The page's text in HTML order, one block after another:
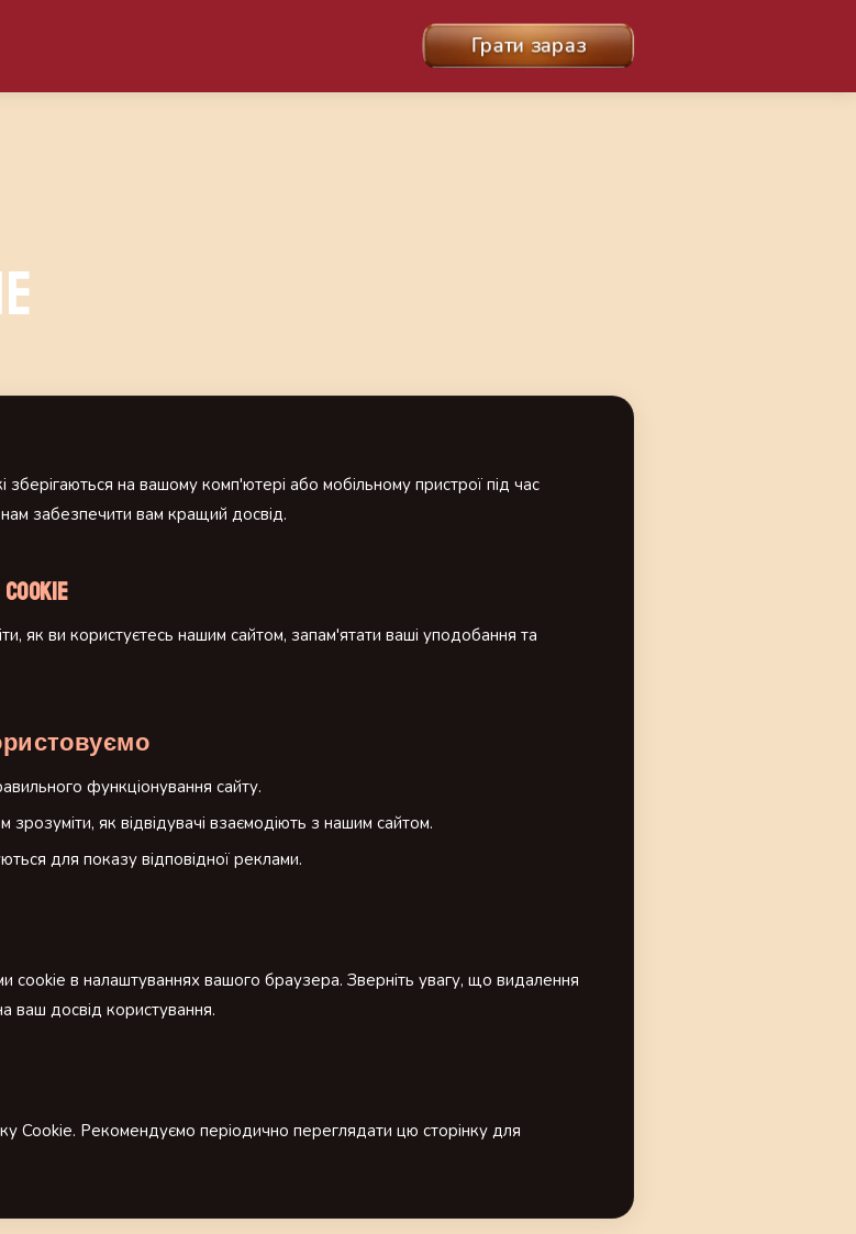
Грати зараз
на вашому комп'ютері або мобільному пристрої під час
забезпечити вам кращий досвід.
як ви користуєтесь нашим сайтом, запам'ятати ваші уподобання та
функціонування сайту.
як відвідувачі взаємодіють з нашим сайтом.
для показу відповідної реклами.
в налаштуваннях вашого браузера. Зверніть увагу, що видалення
ваш досвід користування.
Cookie. Рекомендуємо періодично переглядати цю сторінку для